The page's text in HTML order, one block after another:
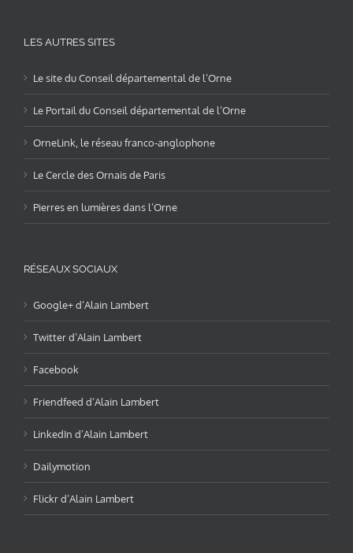
LES AUTRES SITES
Le site du Conseil départemental de l’Orne
Le Portail du Conseil départemental de l’Orne
OrneLink, le réseau franco-anglophone
Le Cercle des Ornais de Paris
Pierres en lumières dans l’Orne
RÉSEAUX SOCIAUX
Google+ d’Alain Lambert
Twitter d’Alain Lambert
Facebook
Friendfeed d’Alain Lambert
LinkedIn d’Alain Lambert
Dailymotion
Flickr d’Alain Lambert